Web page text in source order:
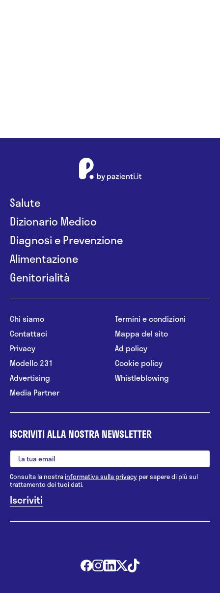
Salute
Dizionario Medico
Diagnosi e Prevenzione
Alimentazione
Genitorialità
Chi siamo
Contattaci
Privacy
Modello 231
Advertising
Media Partner
Termini e condizioni
Mappa del sito
Ad policy
Cookie policy
Whistleblowing
ISCRIVITI ALLA NOSTRA NEWSLETTER
Consulta la nostrainformativa sulla privacy per sapere di più sul
trattamento dei tuoi dati.